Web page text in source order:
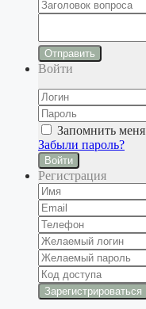
Отправить
Войти
Запомнить меня
Забыли пароль?
Войти
Регистрация